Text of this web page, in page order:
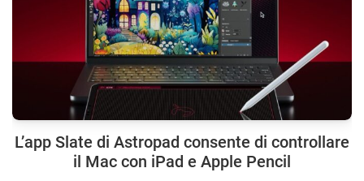
L’app Slate di Astropad consente di controllare
il Mac con iPad e Apple Pencil